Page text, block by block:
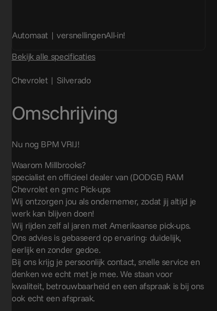
Automaat | versnellingenAll-in!
Bekijk alle specificaties
Chevrolet | Silverado
Omschrijving
Nu nog BPM VRIJ!
Waarom Millbrooks?
specialist en officieel dealer van (DODGE) RAM
Chevrolet en gmc Pick-ups
Wij ontzorgen jou als ondernemer, zodat jij altijd je
werk kan blijven doen!
Wij rijden zelf al jaren met Amerikaanse pick-ups.
Ons advies is gebaseerd op ervaring: duidelijk,
eerlijk en zonder gedoe.
Bij ons krijg je persoonlijk contact, snelle service en
denken we echt met je mee. We staan voor
kwaliteit, betrouwbaarheid en een afspraak is bij ons
ook echt een afspraak.